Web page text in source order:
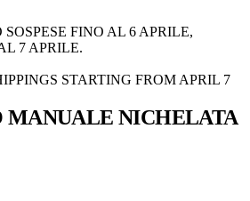
FINO AL 6 APRILE,
7 APRILE.
STARTING FROM APRIL 7
MANUALE NICHELATA